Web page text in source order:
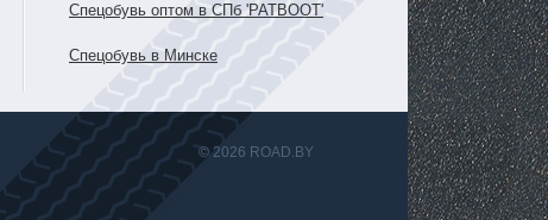
Спецобувь оптом в СПб 'PATBOOT'
Спецобувь в Минске
© 2026 ROAD.BY